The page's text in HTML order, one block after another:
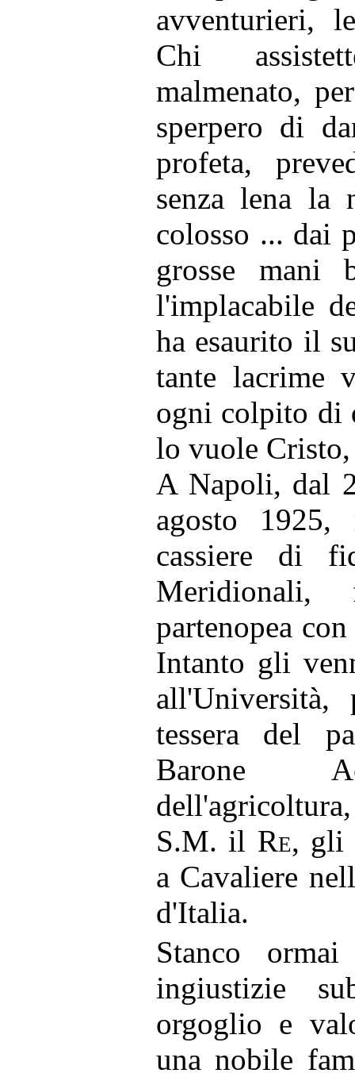
avventurieri,
Chi
malmenato,
sperpero di
profeta,
senza lena la
colosso ... dai
grosse mani
l'implacabile
ha esaurito il
tante lacrime
ogni colpito di
lo vuole
A Napoli, dal
agosto
cassiere di
partenopea
Intanto gli
all'Università,
tessera del
Barone
S.M. il Re, gli
a Cavaliere
d'Italia.
Stanco
ingiustizie
orgoglio e
una nobile